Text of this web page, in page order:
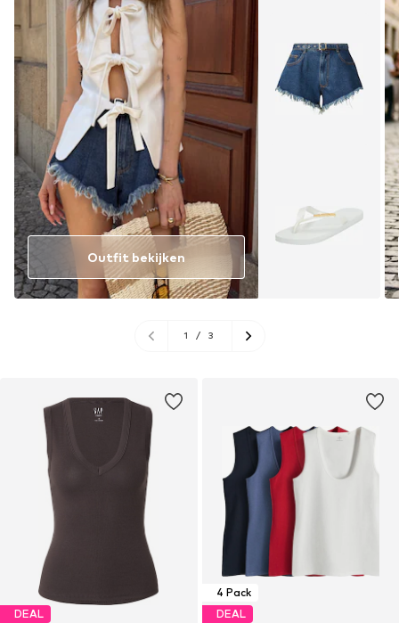
DEAL
4 Pack
DEAL
Outfit bekijken
1 / 3